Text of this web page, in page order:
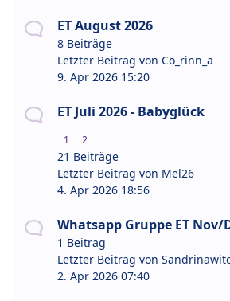
ET August 2026
8 Beiträge
Letzter Beitrag von Co_rinn_a
9. Apr 2026 15:20
ET Juli 2026 - Babyglück
1 2
21 Beiträge
Letzter Beitrag von Mel26
4. Apr 2026 18:56
Whatsapp Gruppe ET Nov/
1 Beitrag
Letzter Beitrag von
2. Apr 2026 07:40